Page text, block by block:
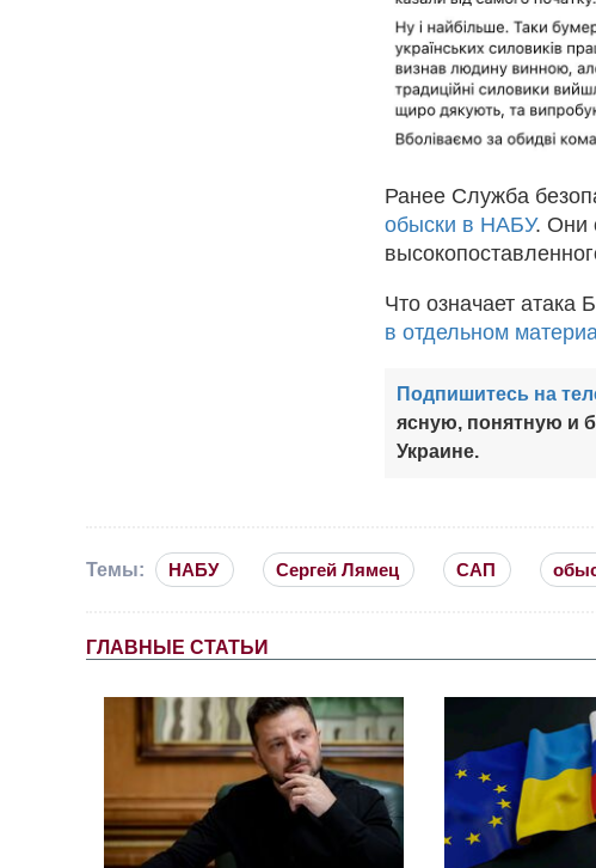
Ранее Служба
обыски в НАБУ. Они
Что означает
в отдельном
Подпишитесь на
ясную, понятную и
Украине.
Темы: НАБУ Сергей Лямец САП
ГЛАВНЫЕ СТАТЬИ